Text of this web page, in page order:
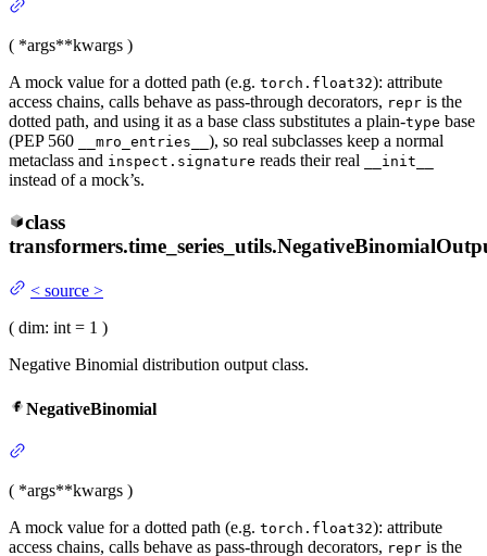
( *args**kwargs )
A mock value for a dotted path (e.g. torch.float32): attribute
access chains, calls behave as pass-through decorators, repr is the
dotted path, and using it as a base class substitutes a plain-type base
(PEP 560
__mro_entries__ ), so real subclasses keep a normal
metaclass and inspect.signature reads their real __init__
instead of a mock’s.
class
transformers.time_series_utils.
< source >
( dim: int = 1 )
Negative Binomial distribution output class.
NegativeBinomial
( *args**kwargs )
A mock value for a dotted path (e.g. torch.float32): attribute
access chains, calls behave as pass-through decorators, repr is the